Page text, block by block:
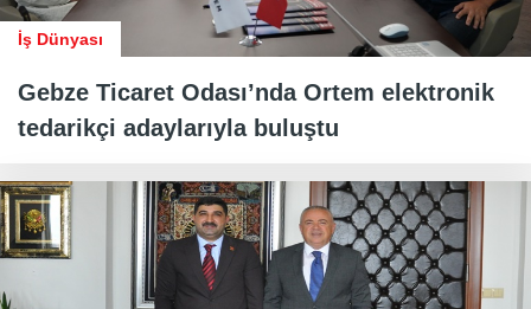
İş Dünyası
Gebze Ticaret Odası’nda Ortem elektronik
tedarikçi adaylarıyla buluştu